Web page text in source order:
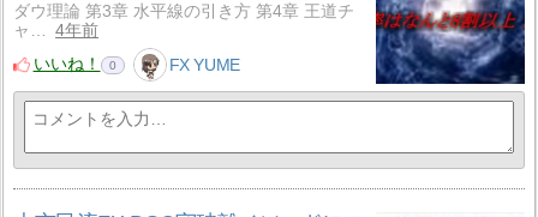
ダウ理論 第3章 水平線の引き方 第4章 王道チ
ャ…
4年前
いいね！
0 FX YUME